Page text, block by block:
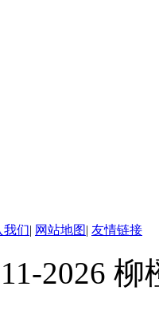
我们| 网站地图| 友情链接
2026